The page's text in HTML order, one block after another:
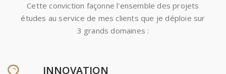
Cette conviction façonne l'ensemble des projets
études au service de mes clients que je déploie sur
3 grands domaines :
INNOVATION